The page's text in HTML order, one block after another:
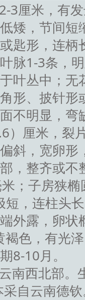
3厘米，有
矮，节间
匙形，连
脉1-3条，
叶丛中；
形、披针
不明显，
）厘米，裂
斜，宽卵
，整齐或
；子房狭
短，连柱头
外露，卵
色，有光
8-10月。
南西北部
自云南德